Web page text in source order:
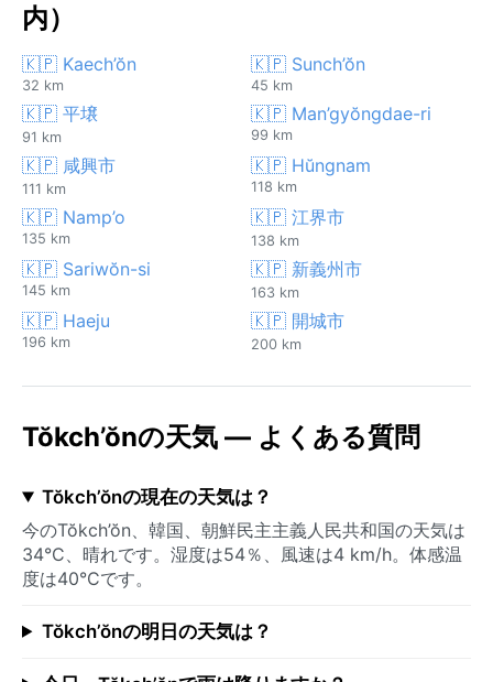
内）
🇰🇵 Kaech’ŏn
32 km
🇰🇵 Sunch’ŏn
45 km
🇰🇵 平壌
91 km
🇰🇵 Man’gyŏngdae-ri
99 km
🇰🇵 咸興市
111 km
🇰🇵 Hŭngnam
118 km
🇰🇵 Namp’o
135 km
🇰🇵 江界市
138 km
🇰🇵 Sariwŏn-si
145 km
🇰🇵 新義州市
163 km
🇰🇵 Haeju
196 km
🇰🇵 開城市
200 km
Tŏkch’ŏnの天気 — よくある質問
Tŏkch’ŏnの現在の天気は？
今のTŏkch’ŏn、韓国、朝鮮民主主義人民共和国の天気は
34°C、晴れです。湿度は54％、風速は4 km/h。体感温
度は40°Cです。
Tŏkch’ŏnの明日の天気は？